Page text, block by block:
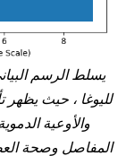
يسلط الرسم
لليوغا ، حيث يظهر
والأوعية
المفاصل وصحة